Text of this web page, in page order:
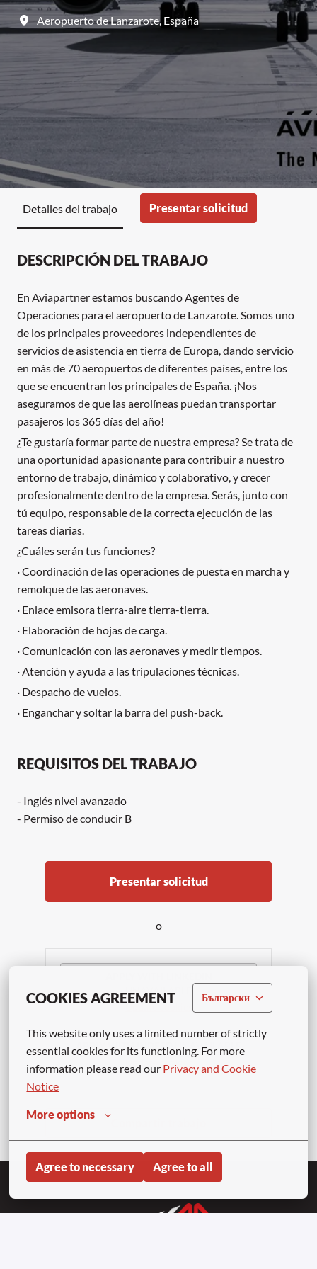
COOKIES AGREEMENT Български
This website only uses a limited number of strictly
essential cookies for its functioning. For more
information please read our Privacy and Cookie
Notice
More options
Agree to necessary Agree to all
Aeropuerto de Lanzarote, España
Detalles del trabajo Presentar solicitud
DESCRIPCIÓN DEL TRABAJO
En Aviapartner estamos buscando Agentes de
Operaciones para el aeropuerto de Lanzarote. Somos uno
de los principales proveedores independientes de
servicios de asistencia en tierra de Europa, dando servicio
en más de 70 aeropuertos de diferentes países, entre los
que se encuentran los principales de España. ¡Nos
aseguramos de que las aerolíneas puedan transportar
pasajeros los 365 días del año!
¿Te gustaría formar parte de nuestra empresa? Se trata de
una oportunidad apasionante para contribuir a nuestro
entorno de trabajo, dinámico y colaborativo, y crecer
profesionalmente dentro de la empresa. Serás, junto con
tú equipo, responsable de la correcta ejecución de las
tareas diarias.
¿Cuáles serán tus funciones?
· Coordinación de las operaciones de puesta en marcha y
remolque de las aeronaves.
· Enlace emisora tierra-aire tierra-tierra.
· Elaboración de hojas de carga.
· Comunicación con las aeronaves y medir tiempos.
· Atención y ayuda a las tripulaciones técnicas.
· Despacho de vuelos.
· Enganchar y soltar la barra del push-back.
REQUISITOS DEL TRABAJO
- Inglés nivel avanzado
- Permiso de conducir B
Presentar solicitud
o
UNAVAILABLE
Update cookies
APPLY WITH INDEED
UNAVAILABLE